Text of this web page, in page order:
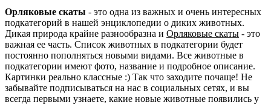
Орляковые скаты - это одна из важных и очень интересных
подкатегорий в нашей энциклопедии о диких животных.
Дикая природа крайне разнообразна и Орляковые скаты - это
важная ее часть. Список животных в подкатегории будет
постоянно пополняться новыми видами. Все животные в
подкатегории имеют фото, название и подробное описание.
Картинки реально классные :) Так что заходите почаще! Не
забывайте подписываться на нас в социальных сетях, и вы
всегда первыми узнаете, какие новые животные появились у